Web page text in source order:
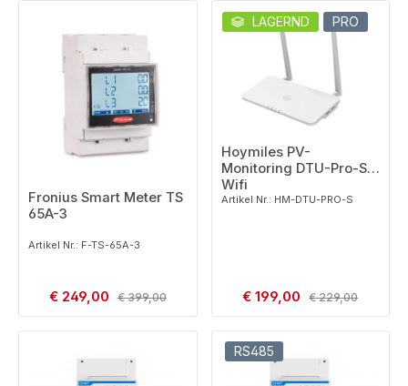
Fronius Smart Meter TS
65A-3
Artikel Nr.: F-TS-65A-3
Verkaufspreis:
€ 249,00 Regulärer Preis:
€ 399,00
LAGERND PRO
Hoymiles PV-
Monitoring DTU-Pro-S
Wifi
Artikel Nr.: HM-DTU-PRO-S
Verkaufspreis:
€ 199,00 Regulärer Preis:
€ 229,00
RS485